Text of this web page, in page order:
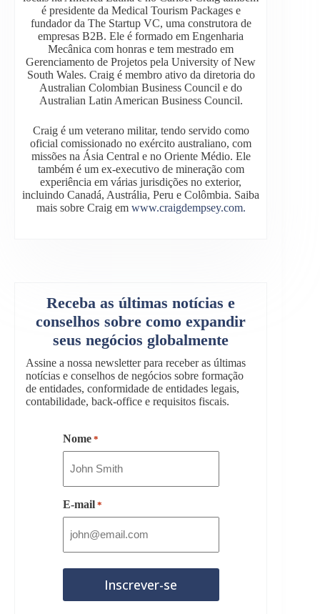
é presidente da Medical Tourism Packages e
fundador da The Startup VC, uma construtora de
empresas B2B. Ele é formado em Engenharia
Mecânica com honras e tem mestrado em
Gerenciamento de Projetos pela University of New
South Wales. Craig é membro ativo da diretoria do
Australian Colombian Business Council e do
Australian Latin American Business Council.
Craig é um veterano militar, tendo servido como
oficial comissionado no exército australiano, com
missões na Ásia Central e no Oriente Médio. Ele
também é um ex-executivo de mineração com
experiência em várias jurisdições no exterior,
incluindo Canadá, Austrália, Peru e Colômbia. Saiba
mais sobre Craig em www.craigdempsey.com.
Receba as últimas notícias e
conselhos sobre como expandir
seus negócios globalmente
Assine a nossa newsletter para receber as últimas
notícias e conselhos de negócios sobre formação
de entidades, conformidade de entidades legais,
contabilidade, back-office e requisitos fiscais.
Nome *
E-mail *